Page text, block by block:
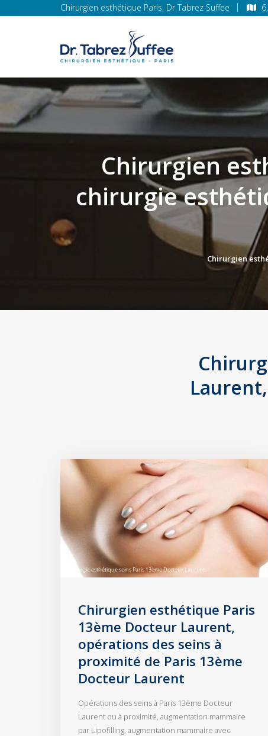
Chirurgien esthétique Paris, Dr Tabrez Suffee
Chirurgien
chirurgie
Chirurgien
Chirurgien esthétique Paris
13ème Docteur Laurent,
opérations des seins à
proximité de Paris 13ème
Docteur Laurent
Opérations des seins à Paris 13ème Docteur
Laurent ou à proximité, augmentation mammaire
par Lipofilling, augmentation mammaire avec